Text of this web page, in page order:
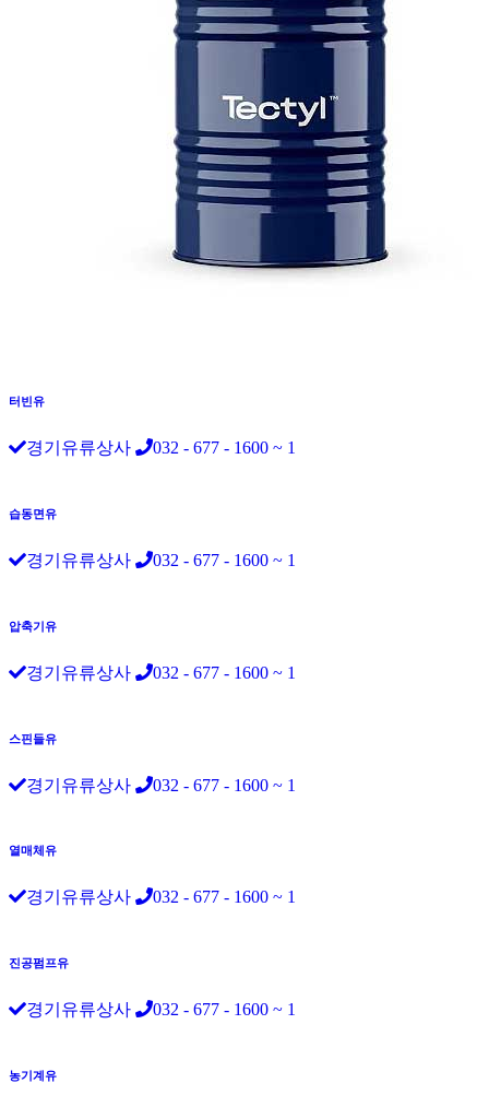
터빈유
경기유류상사 032 - 677 - 1600 ~ 1
습동면유
경기유류상사 032 - 677 - 1600 ~ 1
압축기유
경기유류상사 032 - 677 - 1600 ~ 1
스핀들유
경기유류상사 032 - 677 - 1600 ~ 1
열매체유
경기유류상사 032 - 677 - 1600 ~ 1
진공펌프유
경기유류상사 032 - 677 - 1600 ~ 1
농기계유